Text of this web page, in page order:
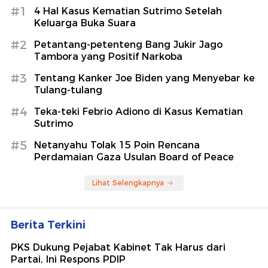
#1
4 Hal Kasus Kematian Sutrimo Setelah
Keluarga Buka Suara
#2
Petantang-petenteng Bang Jukir Jago
Tambora yang Positif Narkoba
#3
Tentang Kanker Joe Biden yang Menyebar ke
Tulang-tulang
#4
Teka-teki Febrio Adiono di Kasus Kematian
Sutrimo
#5
Netanyahu Tolak 15 Poin Rencana
Perdamaian Gaza Usulan Board of Peace
Lihat Selengkapnya
Berita Terkini
PKS Dukung Pejabat Kabinet Tak Harus dari
Partai, Ini Respons PDIP